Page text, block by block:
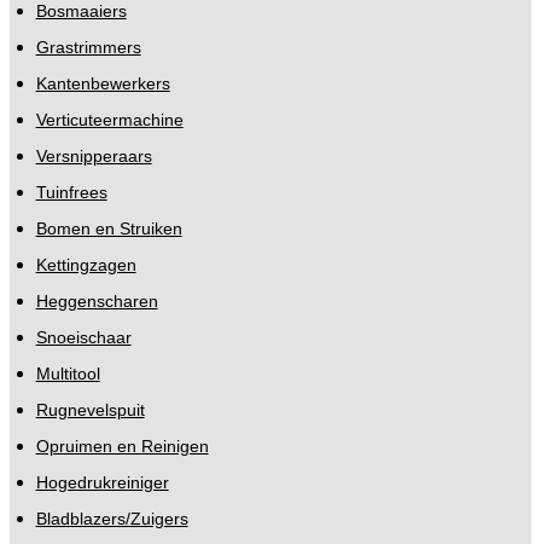
Bosmaaiers
Grastrimmers
Kantenbewerkers
Verticuteermachine
Versnipperaars
Tuinfrees
Bomen en Struiken
Kettingzagen
Heggenscharen
Snoeischaar
Multitool
Rugnevelspuit
Opruimen en Reinigen
Hogedrukreiniger
Bladblazers/Zuigers